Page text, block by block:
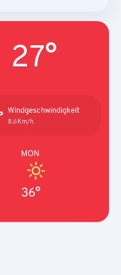
27°
Windgeschwindigkeit
8.6Km/h
MON
36°